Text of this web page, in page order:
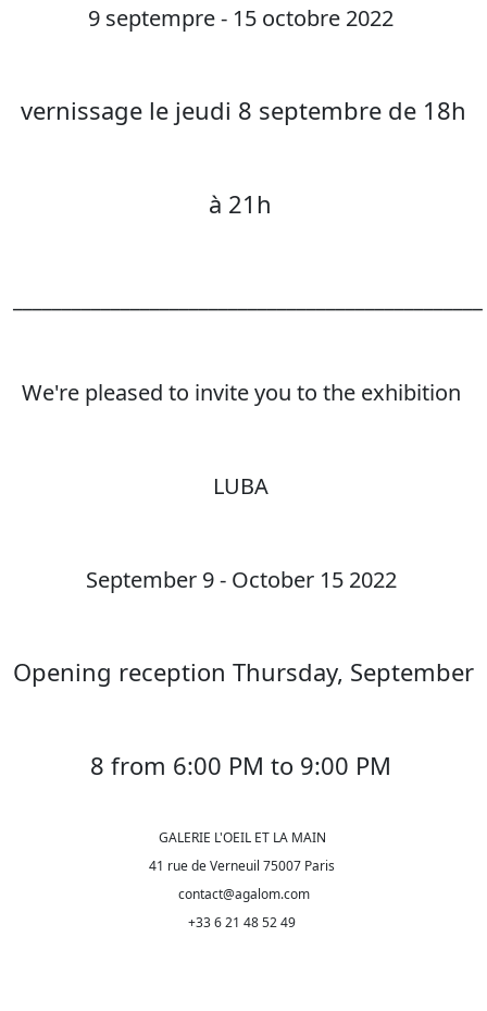
9 septempre - 15 octobre 2022
vernissage le jeudi 8 septembre de 18h
à 21h
We're pleased to invite you to the exhibition
LUBA
September 9 - October 15 2022
Opening reception Thursday, September
8 from 6:00 PM to 9:00 PM
GALERIE L'OEIL ET LA MAIN
41 rue de Verneuil 75007 Paris
contact@agalom.com
+33 6 21 48 52 49